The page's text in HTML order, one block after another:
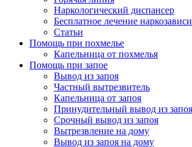
Наркологический диспансер
Бесплатное лечение
Статьи
Помощь при похмелье
Капельница от похмелья
Помощь при запое
Вывод из запоя
Частный вытрезвитель
Капельница от запоя
Принудительный вывод из запоя
Срочный вывод из запоя
Вытрезвление на дому
Вывод из запоя на дому